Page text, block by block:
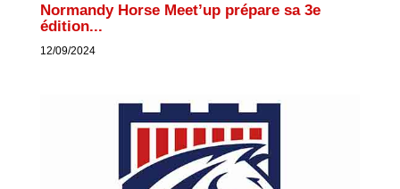
Normandy Horse Meet’up prépare sa 3e
édition...
12/09/2024